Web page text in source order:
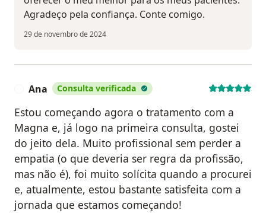
Agradeço pela confiança. Conte comigo.
29 de novembro de 2024
Ana Consulta verificada
Estou começando agora o tratamento com a
Magna e, já logo na primeira consulta, gostei
do jeito dela. Muito profissional sem perder a
empatia (o que deveria ser regra da profissão,
mas não é), foi muito solícita quando a procurei
e, atualmente, estou bastante satisfeita com a
jornada que estamos começando!